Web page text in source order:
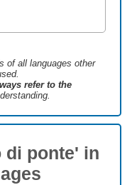
of all languages ​​other
refer to the
di ponte' in